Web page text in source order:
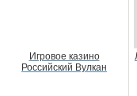
Игровое казино
Российский Вулкан